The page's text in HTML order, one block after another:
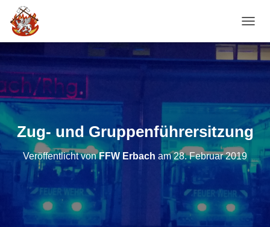
Zug- und Gruppenführersitzung
Veröffentlicht vonFFW Erbach am28. Februar 2019